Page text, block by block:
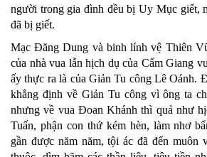
người trong gia đình đều bị Uy Mục giết,
đã bị giết.
Mạc Đăng Dung và binh lính vệ Thiên
của nhà vua lẫn hịch dụ của Cẩm Giang
ấy thực ra là của Giản Tu công Lê Oánh.
khẳng định về Giản Tu công vì ông ta
nhưng về vua Đoan Khánh thì quả như
Tuấn, phận con thứ kém hèn, làm nhơ
gần được năm năm, tội ác đã đến muôn